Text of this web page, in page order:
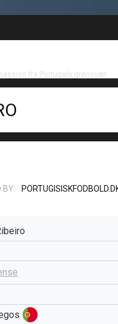
fra Portugals grønsvær
BY: